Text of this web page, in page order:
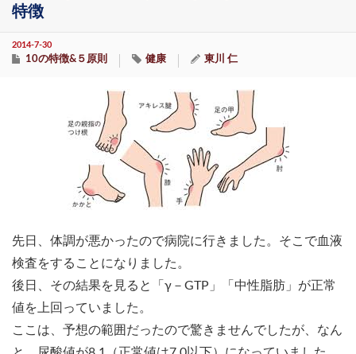
特徴
2014-7-30
10の特徴&５原則 健康 東川 仁
先日、体調が悪かったので病院に行きました。そこで血液
検査をすることになりました。
後日、その結果を見ると「γ－GTP」「中性脂肪」が正常
値を上回っていました。
ここは、予想の範囲だったので驚きませんでしたが、なん